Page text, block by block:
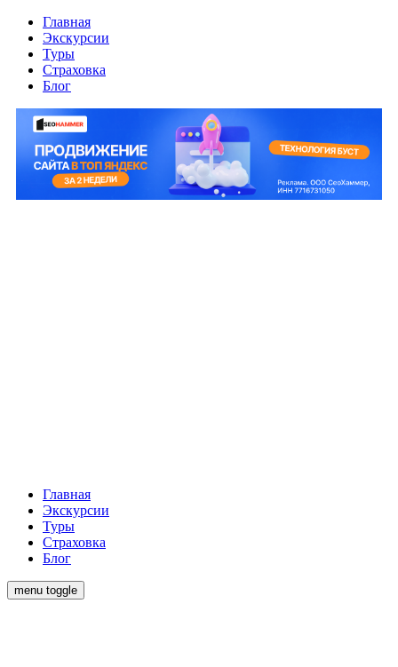
Главная
Экскурсии
Туры
Страховка
Блог
Главная
Экскурсии
Туры
Страховка
Блог
menu toggle